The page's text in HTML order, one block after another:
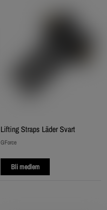
Lifting Straps Läder Svart
GForce
Bli medlem